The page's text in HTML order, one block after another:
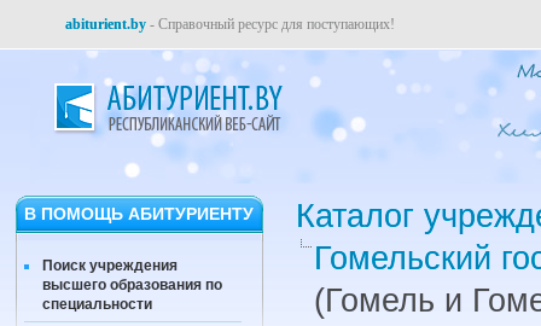
abiturient.by - Справочный ресурс для поступающих!
В ПОМОЩЬ АБИТУРИЕНТУ
Поиск учреждения
высшего образования по
специальности
Каталог
Гомельский
(Гомель и